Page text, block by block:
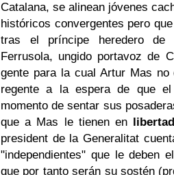
Catalana, se alinean jóvenes
históricos convergentes pero
tras el príncipe heredero
Ferrusola, ungido portavoz de
gente para la cual Artur Mas
regente a la espera de que
momento de sentar sus
que a Mas le tienen en
president de la Generalitat
"independientes" que le deben
que por tanto serán su sostén